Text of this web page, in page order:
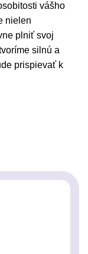
vášho
nielen
plniť svoj
silnú a
prispievať k